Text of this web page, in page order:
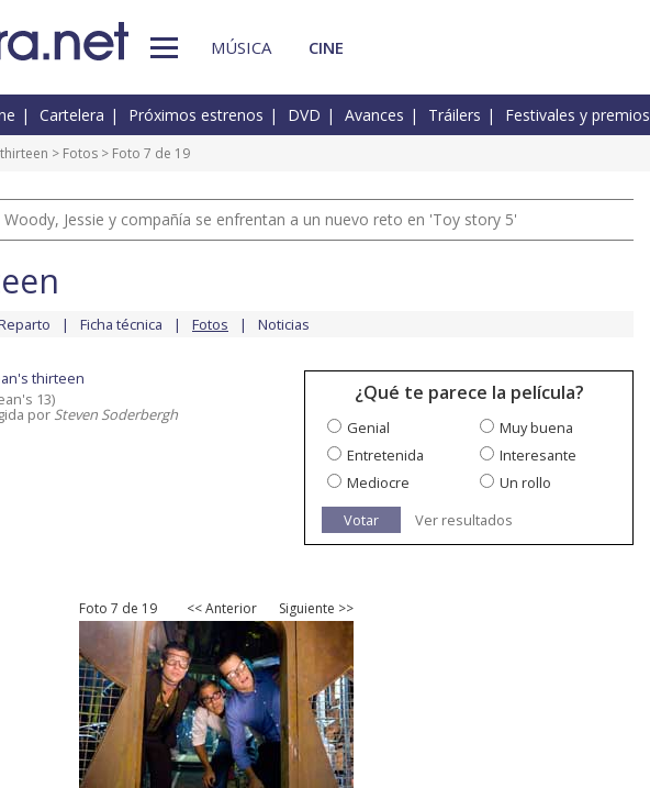
MÚSICA CINE
Cartelera Próximos estrenos DVD Avances Tráilers Festivales y premios
> Fotos > Foto 7 de 19
Jessie y compañía se enfrentan a un nuevo reto en 'Toy story 5'
Ficha técnica Fotos Noticias
thirteen
13)
por Steven Soderbergh
¿Qué te parece la película?
Genial
Muy buena
Entretenida
Interesante
Mediocre
Un rollo
Votar
Ver resultados
Foto 7 de 19 << Anterior Siguiente >>